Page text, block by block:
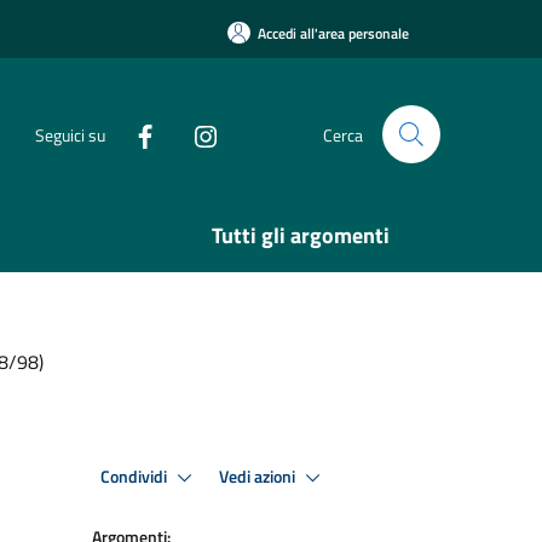
Accedi all'area personale
Seguici su Cerca
Tutti gli argomenti
98)
Condividi Vedi azioni
Argomenti: